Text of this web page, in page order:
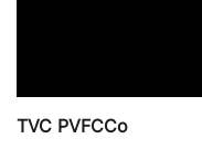
TVC PVFCCo